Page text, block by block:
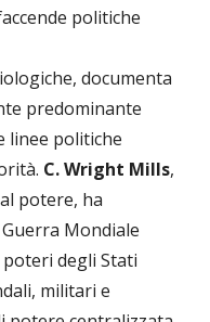
politiche
documenta
predominante
linee politiche
C. Wright Mills,
potere, ha
Mondiale
degli Stati
militari e